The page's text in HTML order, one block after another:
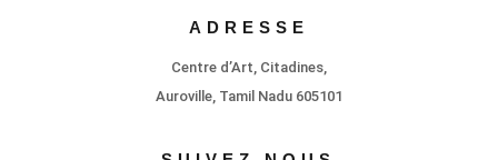
ADRESSE
Centre d’Art, Citadines,
Auroville, Tamil Nadu 605101